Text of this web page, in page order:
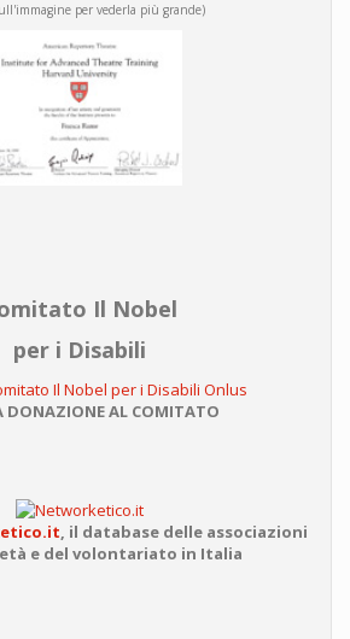
per vederla più grande)
Il Nobel
per i Disabili
DONAZIONE AL COMITATO
, il database delle associazioni
e del volontariato in Italia